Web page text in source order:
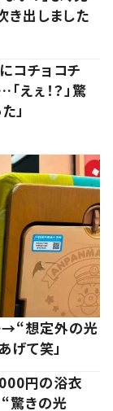
き出しました
コチョコチ
えぇ！？」驚
」
想定外の光
げて笑」
円の浴衣
驚きの光